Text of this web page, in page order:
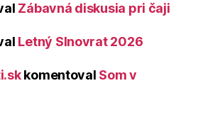
Zábavná diskusia pri čaji
Letný Slnovrat 2026
komentoval Som v